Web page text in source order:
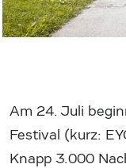
Am 24. Juli
Festival (kurz:
Knapp 3.000